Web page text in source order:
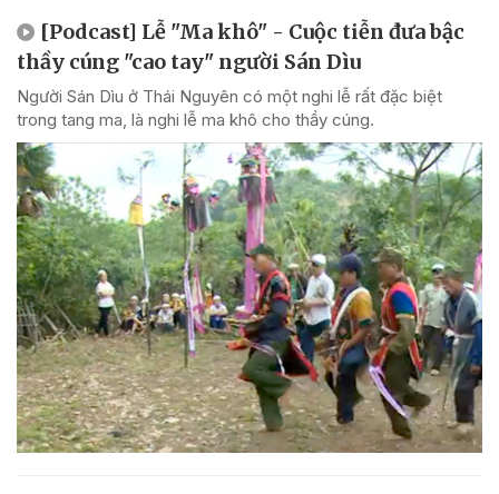
[Podcast] Lễ "Ma khô" - Cuộc tiễn đưa bậc
thầy cúng "cao tay" người Sán Dìu
Người Sán Dìu ở Thái Nguyên có một nghi lễ rất đặc biệt
trong tang ma, là nghi lễ ma khô cho thầy cúng.